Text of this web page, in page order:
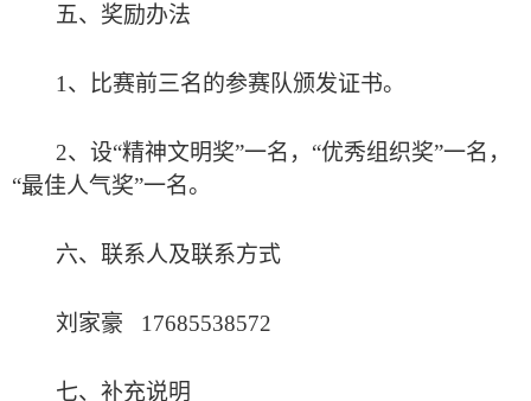
五、奖励办法
1、比赛前三名的参赛队颁发证书。
2、设“精神文明奖”一名，“优秀组织奖”一名，
“最佳人气奖”一名。
六、联系人及联系方式
刘家豪 17685538572
七、补充说明